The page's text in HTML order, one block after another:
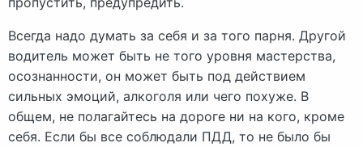
Всегда надо думать за себя и за того парня. Другой
водитель может быть не того уровня мастерства,
осознанности, он может быть под действием
сильных эмоций, алкоголя или чего похуже. В
общем, не полагайтесь на дороге ни на кого, кроме
себя. Если бы все соблюдали ПДД, то не было бы